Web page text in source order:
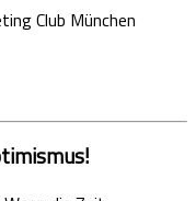
Club München